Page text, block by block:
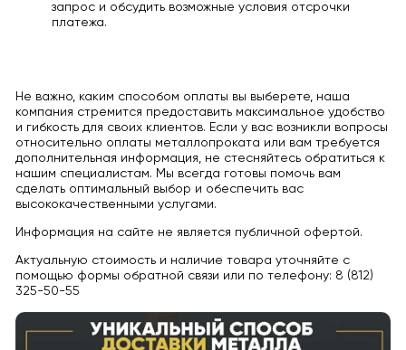
запрос и обсудить возможные условия отсрочки
платежа.
Не важно, каким способом оплаты вы выберете, наша
компания стремится предоставить максимальное удобство
и гибкость для своих клиентов. Если у вас возникли вопросы
относительно оплаты металлопроката или вам требуется
дополнительная информация, не стесняйтесь обратиться к
нашим специалистам. Мы всегда готовы помочь вам
сделать оптимальный выбор и обеспечить вас
высококачественными услугами.
Информация на сайте не является публичной офертой.
Актуальную стоимость и наличие товара уточняйте с
помощью формы обратной связи или по телефону: 8 (812)
325-50-55